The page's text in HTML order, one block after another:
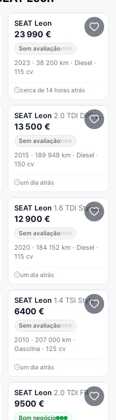
SEAT Leon
23 990 €
Sem avaliação
2023 · 38 200 km · Diesel ·
115 cv
cerca de 14 horas atrás
SEAT Leon 2.0 TDI DPF FR
13 500 €
Sem avaliação
2015 · 189 949 km · Diesel ·
150 cv
um dia atrás
SEAT Leon 1.6 TDI Style S/S
12 900 €
Sem avaliação
2020 · 184 152 km · Diesel ·
115 cv
um dia atrás
SEAT Leon 1.4 TSI Style
6400 €
Sem avaliação
2010 · 207 000 km ·
Gasolina · 125 cv
um dia atrás
SEAT Leon 2.0 TDI FR
9500 €
Bom negócio